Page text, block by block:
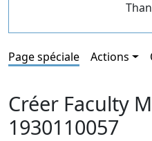
Page spéciale Actions
Créer Faculty
1930110057